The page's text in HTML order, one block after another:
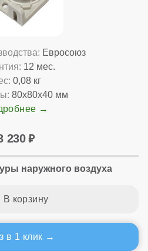
Евросоюз
12 мес.
0,08 кг
80x80x40 мм
230
наружного воздуха
в 1 клик